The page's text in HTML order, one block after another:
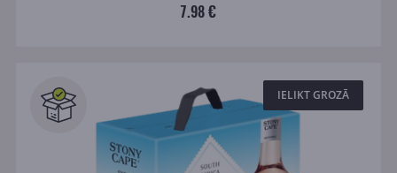
7.98 €
IELIKT GROZĀ